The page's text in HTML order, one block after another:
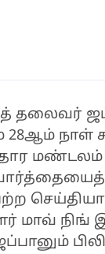
தலைவர்
28ஆம் நாள்
மாவ் நிங்